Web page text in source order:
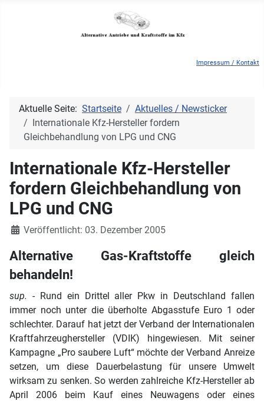
Impressum / Kontakt
Aktuelle Seite: Startseite
Aktuelles / Newsticker
Internationale Kfz-Hersteller fordern
Gleichbehandlung von LPG und CNG
Internationale Kfz-Hersteller
fordern Gleichbehandlung von
LPG und CNG
DetailsVeröffentlicht: 03. Dezember 2005
Alternative Gas-Kraftstoffe gleich
behandeln!
sup. - Rund ein Drittel aller Pkw in Deutschland fallen
immer noch unter die überholte Abgasstufe Euro 1 oder
schlechter. Darauf hat jetzt der Verband der Internationalen
Kraftfahrzeughersteller (VDIK) hingewiesen. Mit seiner
Kampagne „Pro saubere Luft“ möchte der Verband Anreize
setzen, um diese Dauerbelastung für unsere Umwelt
wirksam zu senken. So werden zahlreiche Kfz-Hersteller ab
April 2006 beim Kauf eines Neuwagens oder eines